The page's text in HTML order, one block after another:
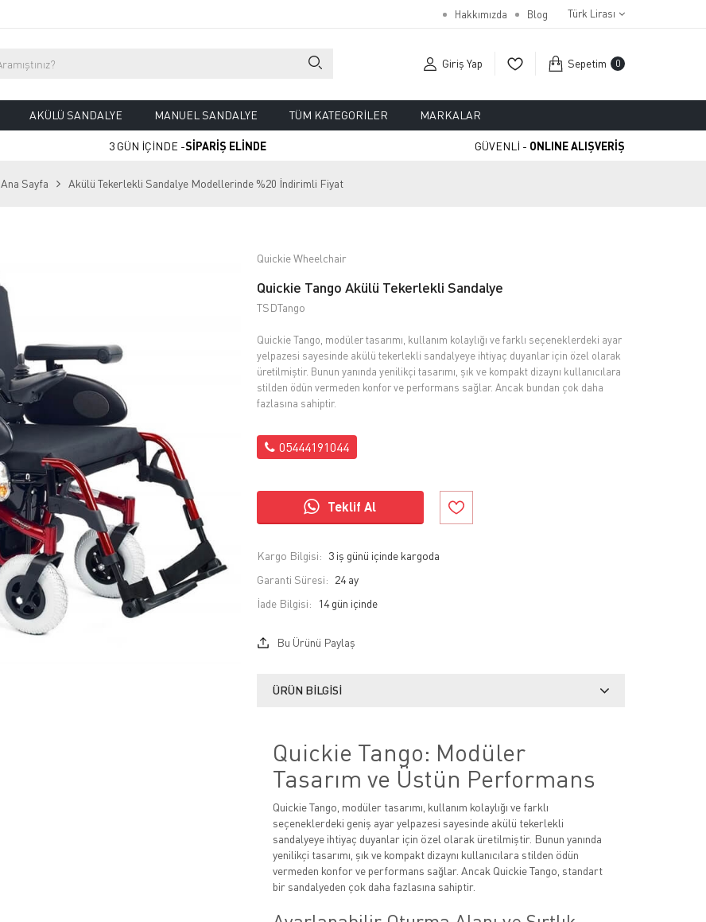
Hakkımızda Blog Türk Lirası
Giriş Yap Sepetim 0
AKÜLÜ SANDALYE MANUEL SANDALYE TÜM KATEGORILER MARKALAR
3 GÜN İÇİNDE -SİPARİŞ ELİNDE GÜVENLİ - ONLINE ALIŞVERİŞ
Ana Sayfa Akülü Tekerlekli Sandalye Modellerinde %20 İndirimli Fiyat
Quickie Wheelchair
Quickie Tango Akülü Tekerlekli Sandalye
TSDTango
Quickie Tango, modüler tasarımı, kullanım kolaylığı ve farklı seçeneklerdeki ayar
yelpazesi sayesinde akülü tekerlekli sandalyeye ihtiyaç duyanlar için özel olarak
üretilmiştir. Bunun yanında yenilikçi tasarımı, şık ve kompakt dizaynı kullanıcılara
stilden ödün vermeden konfor ve performans sağlar. Ancak bundan çok daha
fazlasına sahiptir.
05444191044
Teklif Al
Kargo Bilgisi: 3 iş günü içinde kargoda
Garanti Süresi: 24 ay
İade Bilgisi:
Bu Ürünü Paylaş
ÜRÜN BILGISI
Quickie Tango: Modüler
Tasarım ve Üstün Performans
Quickie Tango, modüler tasarımı, kullanım kolaylığı ve farklı
seçeneklerdeki geniş ayar yelpazesi sayesinde akülü tekerlekli
sandalyeye ihtiyaç duyanlar için özel olarak üretilmiştir. Bunun yanında
yenilikçi tasarımı, şık ve kompakt dizaynı kullanıcılara stilden ödün
vermeden konfor ve performans sağlar. Ancak Quickie Tango, standart
bir sandalyeden çok daha fazlasına sahiptir.